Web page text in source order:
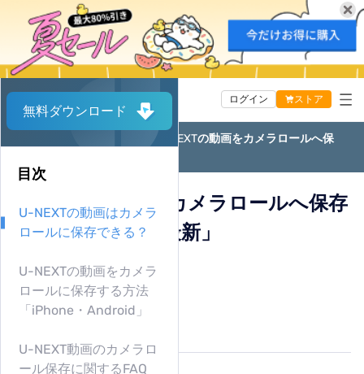
ストア
TuneFab VideoOne
アマプラ動画 ダウンローダー
Netflix 動画 ダウンローダー
OnlyFans 動画 ダウンローダー
Music One
TuneFab MusicOne
Spotify 音楽変換
Amazon Music 変換
Youtube Music 変換
Line Music 変換
活用記事
ログイン
U-NEXTの動画をカメラロールへ保
U-NEXTの動画をカメラロールへ保存
する方法「2026最新」
By 藤原 陽翔
2026/05/11 更新
24.3K 閲覧数
<
総ダウンロード数
1,017,907
無料ダウンロード
目次
U-NEXTの動画はカメラ
ロールに保存できる？
U-NEXTの動画をカメラ
ロールに保存する方法
「iPhone・Android」
U-NEXT動画のカメラロ
ール保存に関するFAQ